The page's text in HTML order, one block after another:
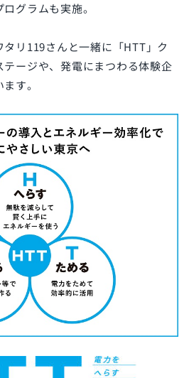
グラムも実施。
リ119さんと一緒に「HTT」ク
ージや、発電にまつわる体験企
す。